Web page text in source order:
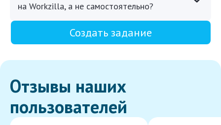
на Workzilla, а не самостоятельно?
Создать задание
Отзывы наших
пользователей